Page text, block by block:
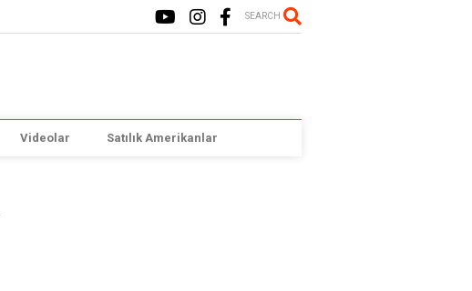
SEARCH
Videolar Satılık Amerikanlar